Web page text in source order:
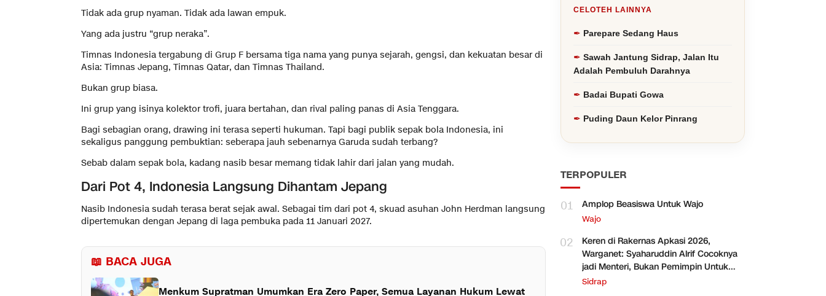
Tidak ada grup nyaman. Tidak ada lawan empuk.
Yang ada justru “grup neraka”.
Timnas Indonesia tergabung di Grup F bersama tiga nama yang punya sejarah, gengsi, dan kekuatan besar di
Asia: Timnas Jepang, Timnas Qatar, dan Timnas Thailand.
Bukan grup biasa.
Ini grup yang isinya kolektor trofi, juara bertahan, dan rival paling panas di Asia Tenggara.
Bagi sebagian orang, drawing ini terasa seperti hukuman. Tapi bagi publik sepak bola Indonesia, ini
sekaligus panggung pembuktian: seberapa jauh sebenarnya Garuda sudah terbang?
Sebab dalam sepak bola, kadang nasib besar memang tidak lahir dari jalan yang mudah.
Dari Pot 4, Indonesia Langsung Dihantam Jepang
Nasib Indonesia sudah terasa berat sejak awal. Sebagai tim dari pot 4, skuad asuhan John Herdman langsung
dipertemukan dengan Jepang di laga pembuka pada 11 Januari 2027.
📖 BACA JUGA
Menkum Supratman Umumkan Era Zero Paper, Semua Layanan Hukum Lewat
CELOTEH LAINNYA
Parepare Sedang Haus
Sawah Jantung Sidrap, Jalan Itu
Adalah Pembuluh Darahnya
Badai Bupati Gowa
Puding Daun Kelor Pinrang
TERPOPULER
01 Amplop Beasiswa Untuk Wajo
Wajo
02
Keren di Rakernas Apkasi 2026,
Warganet: Syaharuddin Alrif Cocoknya
jadi Menteri, Bukan Pemimpin Untuk
Sidrap Saja
Sidrap